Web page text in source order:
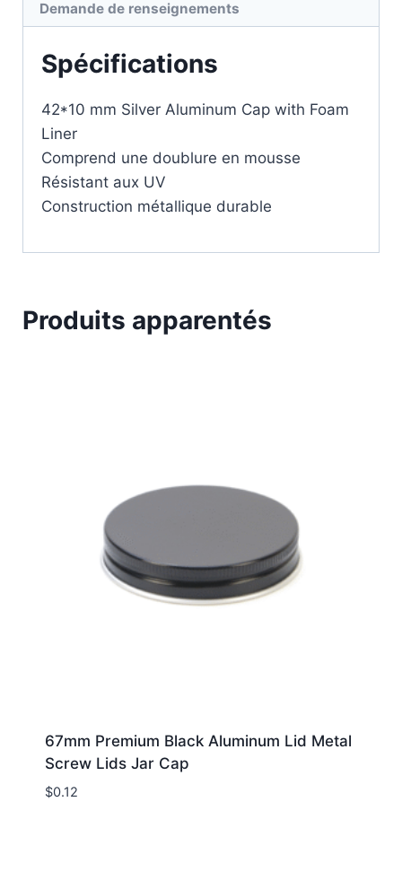
Demande de renseignements
Spécifications
42*10 mm Silver Aluminum Cap with Foam
Liner
Comprend une doublure en mousse
Résistant aux UV
Construction métallique durable
Produits apparentés
67mm Premium Black Aluminum Lid Metal
Screw Lids Jar Cap
$0.12